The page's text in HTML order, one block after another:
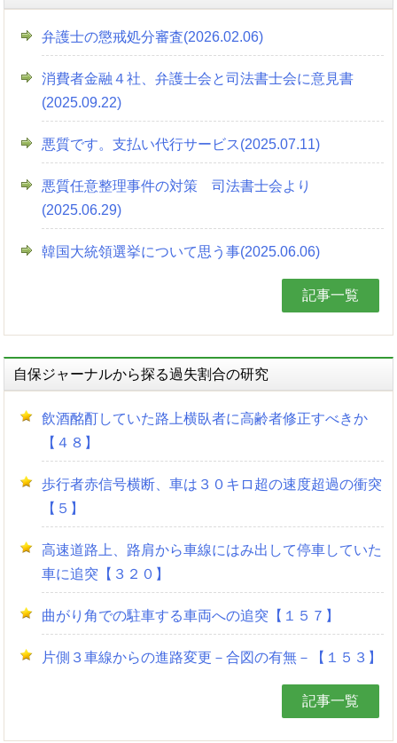
弁護士の懲戒処分審査(2026.02.06)
消費者金融４社、弁護士会と司法書士会に意見書
(2025.09.22)
悪質です。支払い代行サービス(2025.07.11)
悪質任意整理事件の対策 司法書士会より
(2025.06.29)
韓国大統領選挙について思う事(2025.06.06)
記事一覧
自保ジャーナルから探る過失割合の研究
飲酒酩酊していた路上横臥者に高齢者修正すべきか
【４８】
歩行者赤信号横断、車は３０キロ超の速度超過の衝突
【５】
高速道路上、路肩から車線にはみ出して停車していた
車に追突【３２０】
曲がり角での駐車する車両への追突【１５７】
片側３車線からの進路変更－合図の有無－【１５３】
記事一覧